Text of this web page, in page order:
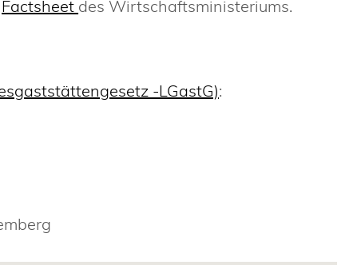
Factsheet des Wirtschaftsministeriums.
-LGastG):